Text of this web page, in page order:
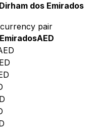
dos Emirados
pair
AED